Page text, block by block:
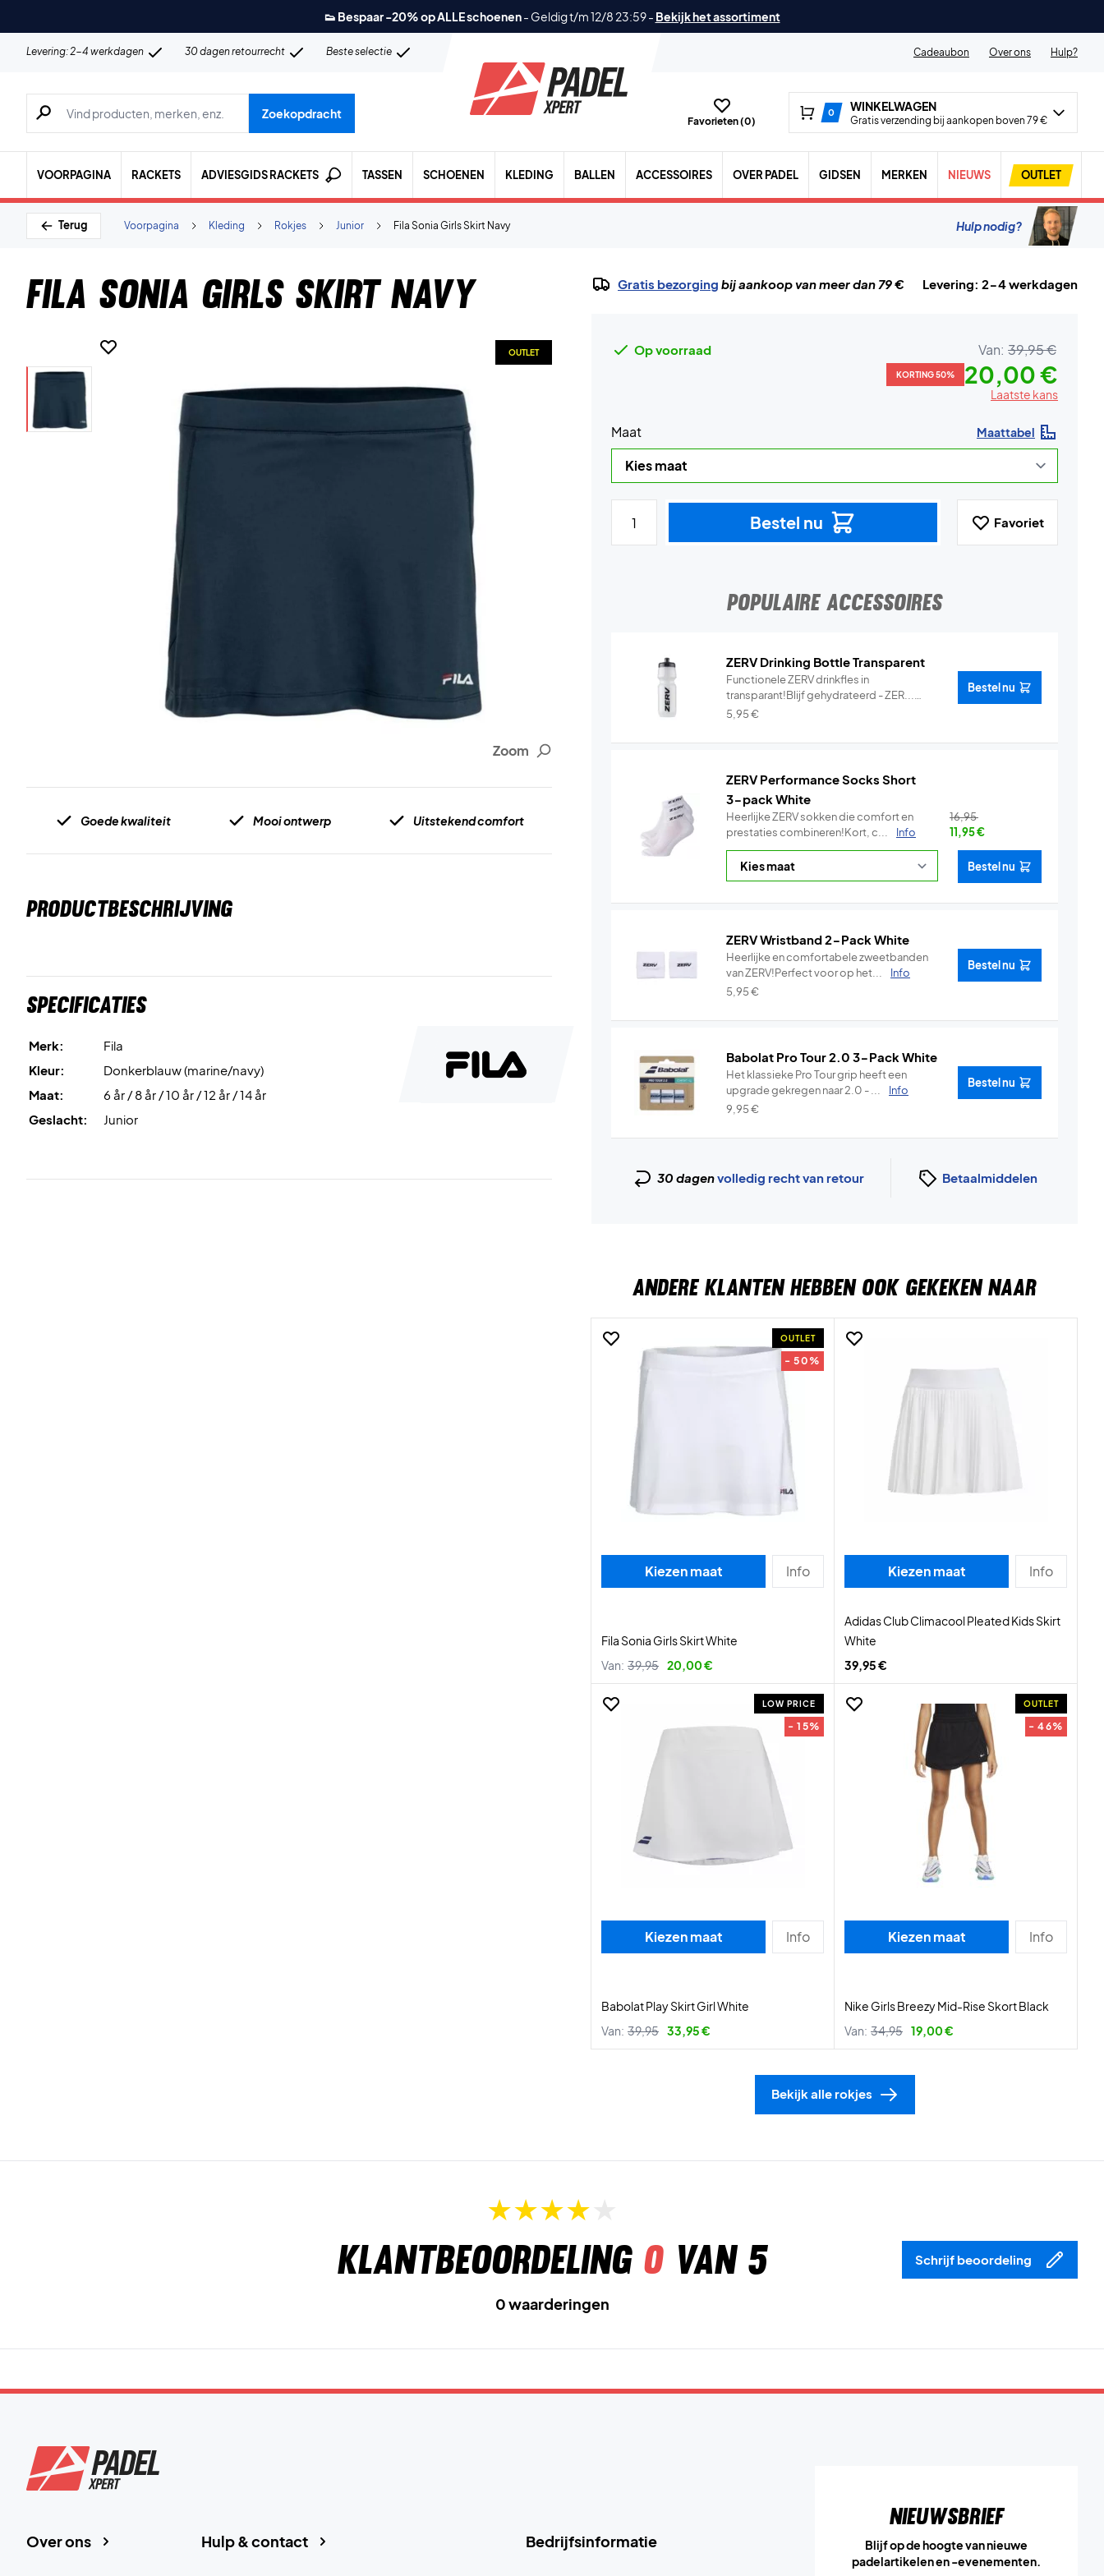
👟 Bespaar -20% op ALLE schoenen- Geldig t/m 12/8 23:59- Bekijk het assortiment
Levering: 2-4 werkdagen 30 dagen retourrecht Beste selectie Cadeaubon Over ons Hulp?
Zoeken naar producten, merken etc.
Zoekopdracht
Favorieten (0)
0 WINKELWAGEN
Gratis verzending bij aankopen boven 79 €
VOORPAGINA RACKETS ADVIESGIDS RACKETS TASSEN SCHOENEN KLEDING BALLEN ACCESSOIRES OVER PADEL GIDSEN MERKEN NIEUWS OUTLET
Terug Fila Sonia Girls Skirt Navy
Junior
Rokjes
Kleding
Voorpagina Hulp nodig?
Fila Sonia Girls Skirt Navy
Zoom
OUTLET
Goede kwaliteit Mooi ontwerp Uitstekend comfort
PRODUCTBESCHRIJVING
Specificaties
Merk:
Fila
Kleur:
Donkerblauw (marine/navy)
Maat:
6 år / 8 år / 10 år / 12 år / 14 år
Geslacht:
Junior
Gratis bezorging bij aankoop van meer dan 79 € Levering: 2-4 werkdagen
Op voorraad Van: 39,95 €
KORTING 50% 20,00 €
Laatste kans
Maat Maattabel
Bestel nu Favoriet
POPULAIRE ACCESSOIRES
ZERV Drinking Bottle Transparent
Functionele ZERV drinkfles in
transparant!Blijf gehydrateerd - ZER...
Info
5,95€
Bestel nu
ZERV Performance Socks Short
3-pack White
Heerlijke ZERV sokken die comfort en
prestaties combineren!Kort, c...
Info
16,95
11,95€
Bestel nu
ZERV Wristband 2-Pack White
Heerlijke en comfortabele zweetbanden
van ZERV!Perfect voor op het...
Info
5,95€
Bestel nu
Babolat Pro Tour 2.0 3-Pack White
Het klassieke Pro Tour grip heeft een
upgrade gekregen naar 2.0 - ...
Info
9,95€
Bestel nu
30 dagenvolledig recht van retour Betaalmiddelen
ANDERE KLANTEN HEBBEN OOK GEKEKEN NAAR
OUTLET
- 50%
Kiezen maat Info
Fila Sonia Girls Skirt White
Van: 39,95 20,00 €
Kiezen maat Info
Adidas Club Climacool Pleated Kids Skirt
White
39,95 €
LOW PRICE
- 15%
Kiezen maat Info
Babolat Play Skirt Girl White
Van: 39,95 33,95 €
OUTLET
- 46%
Kiezen maat Info
Nike Girls Breezy Mid-Rise Skort Black
Van: 34,95 19,00 €
Bekijk alle rokjes
Klantbeoordeling 0van 5 Schrijf beoordeling
0 waarderingen
Bedrijfsinformatie
Hulp & contact
Over ons
Nieuwsbrief
Blijf op de hoogte van nieuwe
padelartikelen en -evenementen.